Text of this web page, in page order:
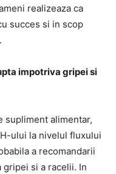
realizeaza ca
succes si in scop
impotriva gripei si
supliment alimentar,
ului la nivelul fluxului
a recomandarii
si a racelii. In